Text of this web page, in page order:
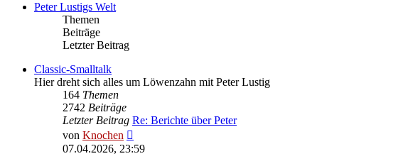
Peter Lustigs Welt
Themen
Beiträge
Letzter Beitrag
Classic-Smalltalk
Hier dreht sich alles um Löwenzahn mit Peter Lustig
164 Themen
2742 Beiträge
Letzter Beitrag Re: Berichte über Peter
von Knochen
Beitrag
07.04.2026, 23:59